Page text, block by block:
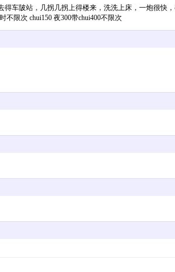
，几拐几拐上得楼来，洗洗上床，一炮很快，
限次 chui150 夜300带chui400不限次